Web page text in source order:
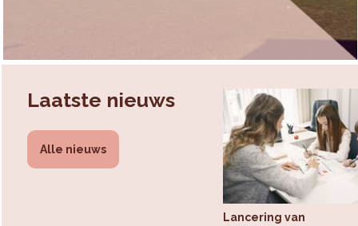
Laatste nieuws
Alle nieuws
Lancering van